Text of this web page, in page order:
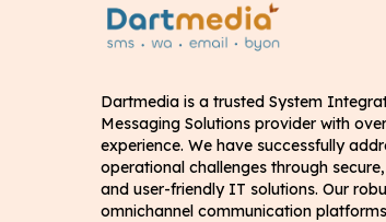
Dartmedia is a trusted System
Messaging Solutions provider with
experience. We have successfully
operational challenges through
and user-friendly IT solutions. Our
omnichannel communication